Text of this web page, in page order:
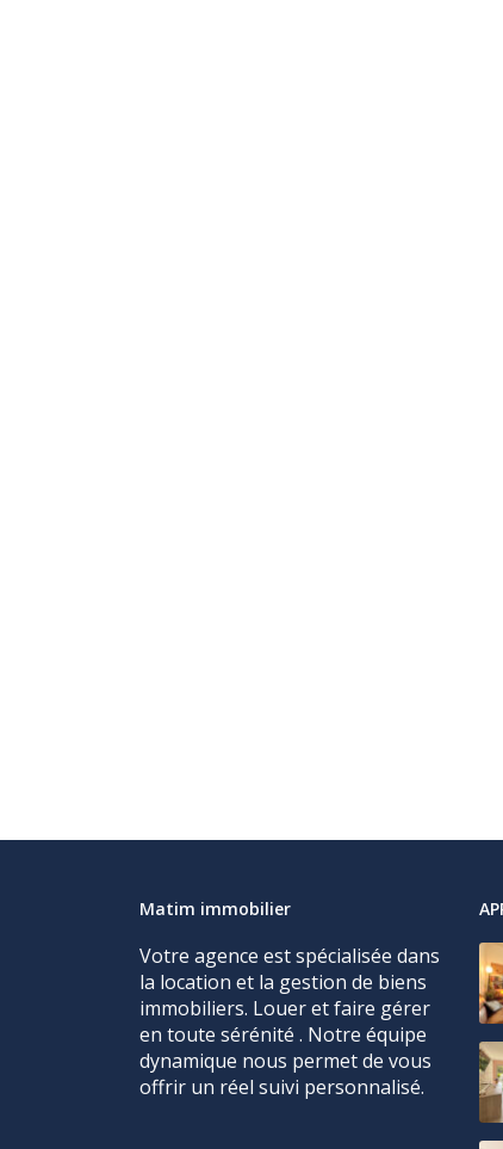
Matim immobilier
Votre agence est spécialisée dans
la location et la gestion de biens
immobiliers. Louer et faire gérer
en toute sérénité . Notre équipe
dynamique nous permet de vous
offrir un réel suivi personnalisé.